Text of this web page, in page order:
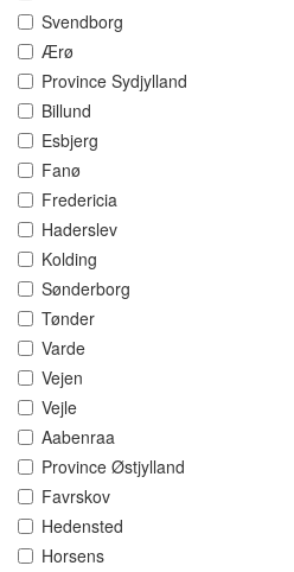
Svendborg
Ærø
Province Sydjylland
Billund
Esbjerg
Fanø
Fredericia
Haderslev
Kolding
Sønderborg
Tønder
Varde
Vejen
Vejle
Aabenraa
Province Østjylland
Favrskov
Hedensted
Horsens